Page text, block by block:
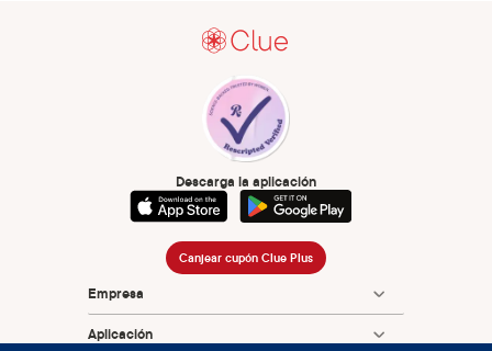
Descarga la aplicación
Canjear cupón Clue Plus
Empresa
Aplicación